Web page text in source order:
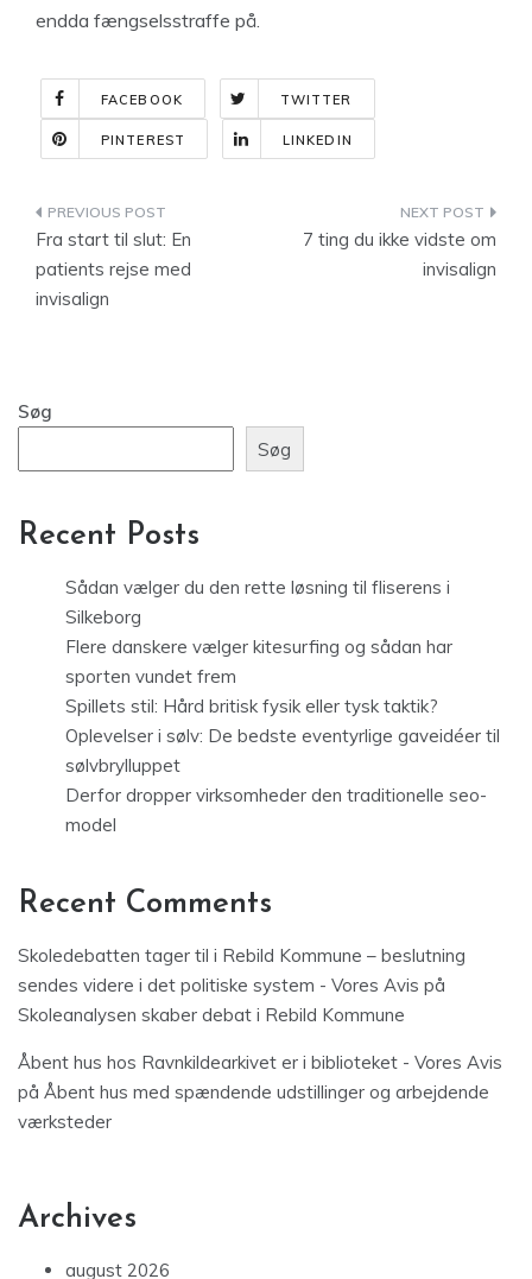
endda fængselsstraffe på.
FACEBOOK TWITTER
PINTEREST LINKEDIN
Indlægsnavigation
Fra start til slut: En
patients rejse med
invisalign
7 ting du ikke vidste om
invisalign
Søg
Søg
Recent Posts
Sådan vælger du den rette løsning til fliserens i
Silkeborg
Flere danskere vælger kitesurfing og sådan har
sporten vundet frem
Spillets stil: Hård britisk fysik eller tysk taktik?
Oplevelser i sølv: De bedste eventyrlige gaveidéer til
sølvbrylluppet
Derfor dropper virksomheder den traditionelle seo-
model
Recent Comments
Skoledebatten tager til i Rebild Kommune – beslutning
sendes videre i det politiske system - Vores Avis på
Skoleanalysen skaber debat i Rebild Kommune
Åbent hus hos Ravnkildearkivet er i biblioteket - Vores Avis
på Åbent hus med spændende udstillinger og arbejdende
værksteder
Archives
august 2026